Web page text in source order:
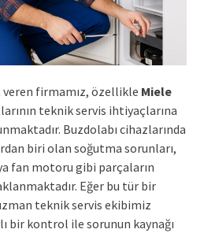
firmamız, özellikle Miele
teknik servis ihtiyaçlarına
Buzdolabı cihazlarında
biri olan soğutma sorunları,
fan motoru gibi parçaların
Eğer bu tür bir
teknik servis ekibimiz
bir kontrol ile sorunun kaynağı